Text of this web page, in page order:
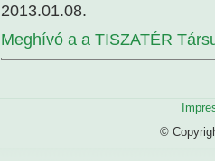
2013.01.08.
Meghívó a a TISZATÉR
©